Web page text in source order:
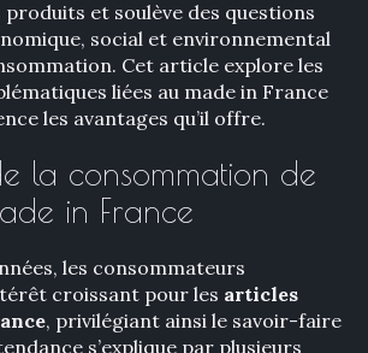
et soulève des questions
social et environnemental
Cet article explore les
liées au made in France
les avantages qu’il offre.
la consommation de
in France
les consommateurs
croissant pour les articles
, privilégiant ainsi le savoir-faire
s’explique par plusieurs